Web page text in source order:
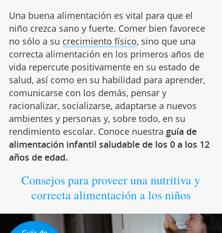
Una buena alimentación es vital para que el
niño crezca sano y fuerte. Comer bien favorece
no sólo a su crecimiento físico, sino que una
correcta alimentación en los primeros años de
vida repercute positivamente en su estado de
salud, así como en su habilidad para aprender,
comunicarse con los demás, pensar y
racionalizar, socializarse, adaptarse a nuevos
ambientes y personas y, sobre todo, en su
rendimiento escolar. Conoce nuestra guía de
alimentación infantil saludable de los 0 a los 12
años de edad.
Consejos para proveer una nutritiva y
correcta alimentación a los niños